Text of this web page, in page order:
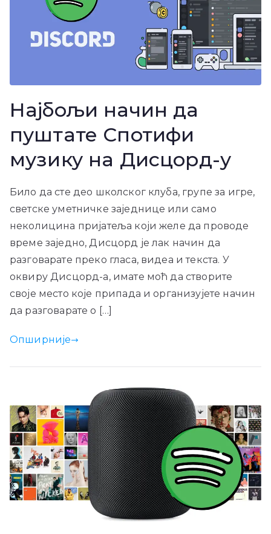
Најбољи начин да
пуштате Спотифи
музику на Дисцорд-у
Било да сте део школског клуба, групе за игре,
светске уметничке заједнице или само
неколицина пријатеља који желе да проводе
време заједно, Дисцорд је лак начин да
разговарате преко гласа, видеа и текста. У
оквиру Дисцорд-а, имате моћ да створите
своје место које припада и организујете начин
да разговарате о […]
Опширније